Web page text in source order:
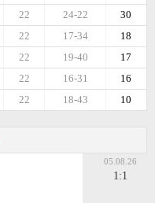
30
24-22
22
18
17-34
22
17
19-40
22
16
16-31
22
10
18-43
22
05.08.26
1:1